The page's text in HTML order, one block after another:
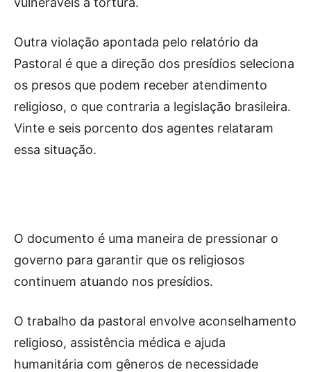
Outra violação apontada pelo relatório da
Pastoral é que a direção dos presídios seleciona
os presos que podem receber atendimento
religioso, o que contraria a legislação brasileira.
Vinte e seis porcento dos agentes relataram
essa situação.
O documento é uma maneira de pressionar o
governo para garantir que os religiosos
continuem atuando nos presídios.
O trabalho da pastoral envolve aconselhamento
religioso, assistência médica e ajuda
humanitária com gêneros de necessidade